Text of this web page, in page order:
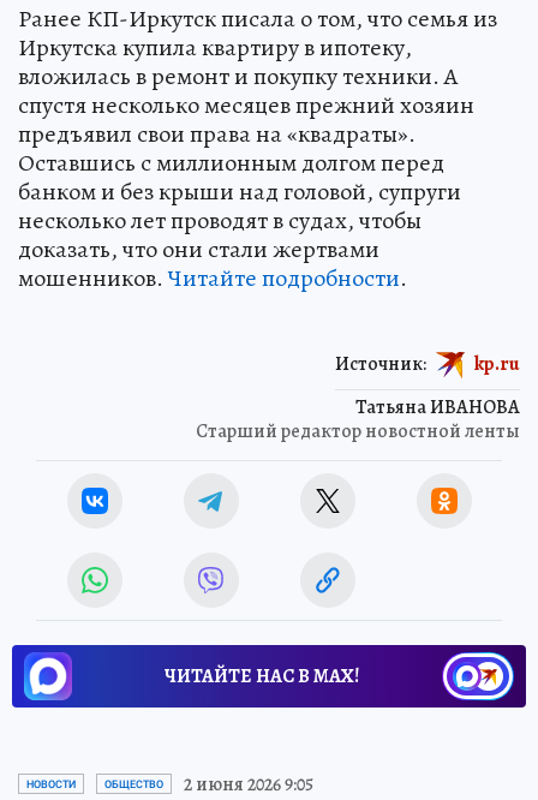
Ранее КП-Иркутск писала о том, что семья из
Иркутска купила квартиру в ипотеку,
вложилась в ремонт и покупку техники. А
спустя несколько месяцев прежний хозяин
предъявил свои права на «квадраты».
Оставшись с миллионным долгом перед
банком и без крыши над головой, супруги
несколько лет проводят в судах, чтобы
доказать, что они стали жертвами
мошенников.Читайте подробности.
Татьяна ИВАНОВА
Старший редактор новостной ленты
Источник: kp.ru
ЧИТАЙТЕ НАС В МАХ!
НОВОСТИ ОБЩЕСТВО 2 июня 2026 9:05